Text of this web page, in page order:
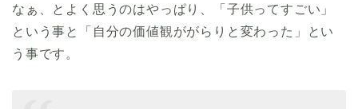
なぁ、とよく思うのはやっぱり、
「子供ってすごい」
という事と
「自分の価値観ががらりと変わった」 とい
う事です。